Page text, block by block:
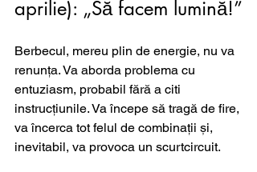
aprilie): „Să facem lumină!”
Berbecul, mereu plin de energie, nu va
renunța. Va aborda problema cu
entuziasm, probabil fără a citi
instrucțiunile. Va începe să tragă de fire,
va încerca tot felul de combinații și,
inevitabil, va provoca un scurtcircuit.